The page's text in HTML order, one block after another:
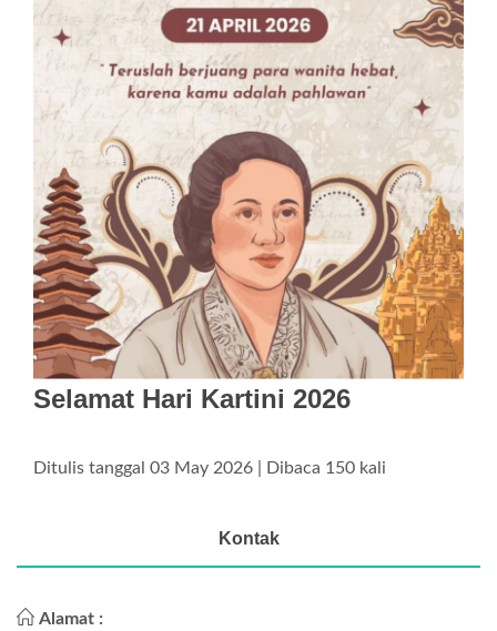
Selamat Hari Kartini 2026
Ditulis tanggal 03 May 2026 | Dibaca 150 kali
Kontak
Alamat :